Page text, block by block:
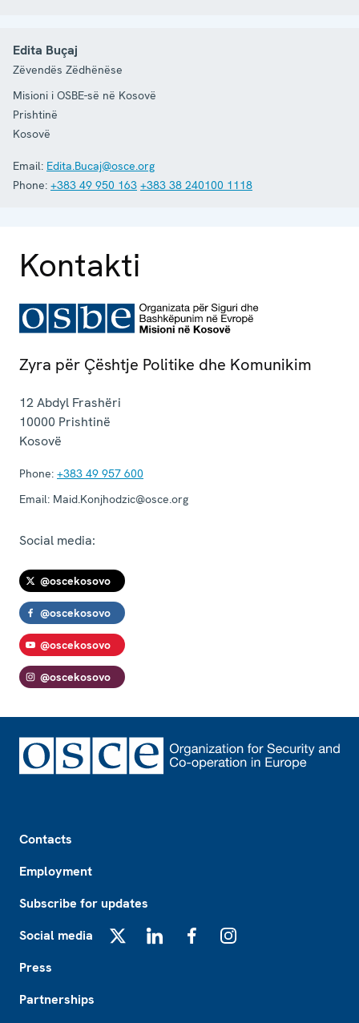
Edita Buçaj
Zëvendës Zëdhënëse
Misioni i OSBE-së në Kosovë
Prishtinë
Kosovë
Email: Edita.Bucaj@osce.org
Phone: +383 49 950 163 +383 38 240100 1118
Kontakti
Zyra për Çështje Politike dhe Komunikim
12 Abdyl Frashëri
10000 Prishtinë
Kosovë
Phone: +383 49 957 600
Email: Maid.Konjhodzic@osce.org
Social media:
@oscekosovo
@oscekosovo
@oscekosovo
@oscekosovo
Contacts
Employment
Subscribe for updates
Social media
Press
Partnerships